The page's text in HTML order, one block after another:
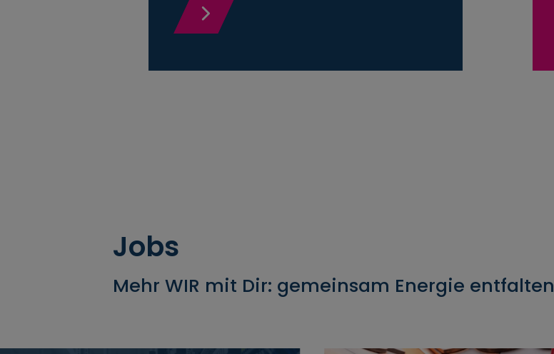
Jobs
Mehr WIR mit Dir: gemeinsam Energie entfalten